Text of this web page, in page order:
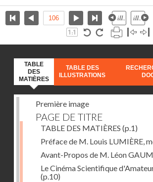
TABLE
DES
MATIÈRES
TABLE DES
ILLUSTRATIONS
Première image
PAGE DE TITRE
TABLE DES MATIÈRES (p.1)
Préface de M. Louis LUMIÈRE,
Avant-Propos de M. Léon
Le Cinéma Scientifique
(p.10)